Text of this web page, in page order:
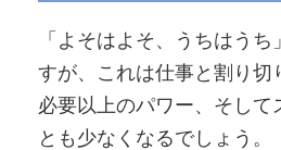
「よそはよそ、うちはう
すが、これは仕事と割り切
必要以上のパワー、そして
とも少なくなるでしょう。